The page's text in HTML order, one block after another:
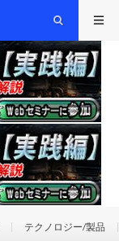
テクノロジー/製品